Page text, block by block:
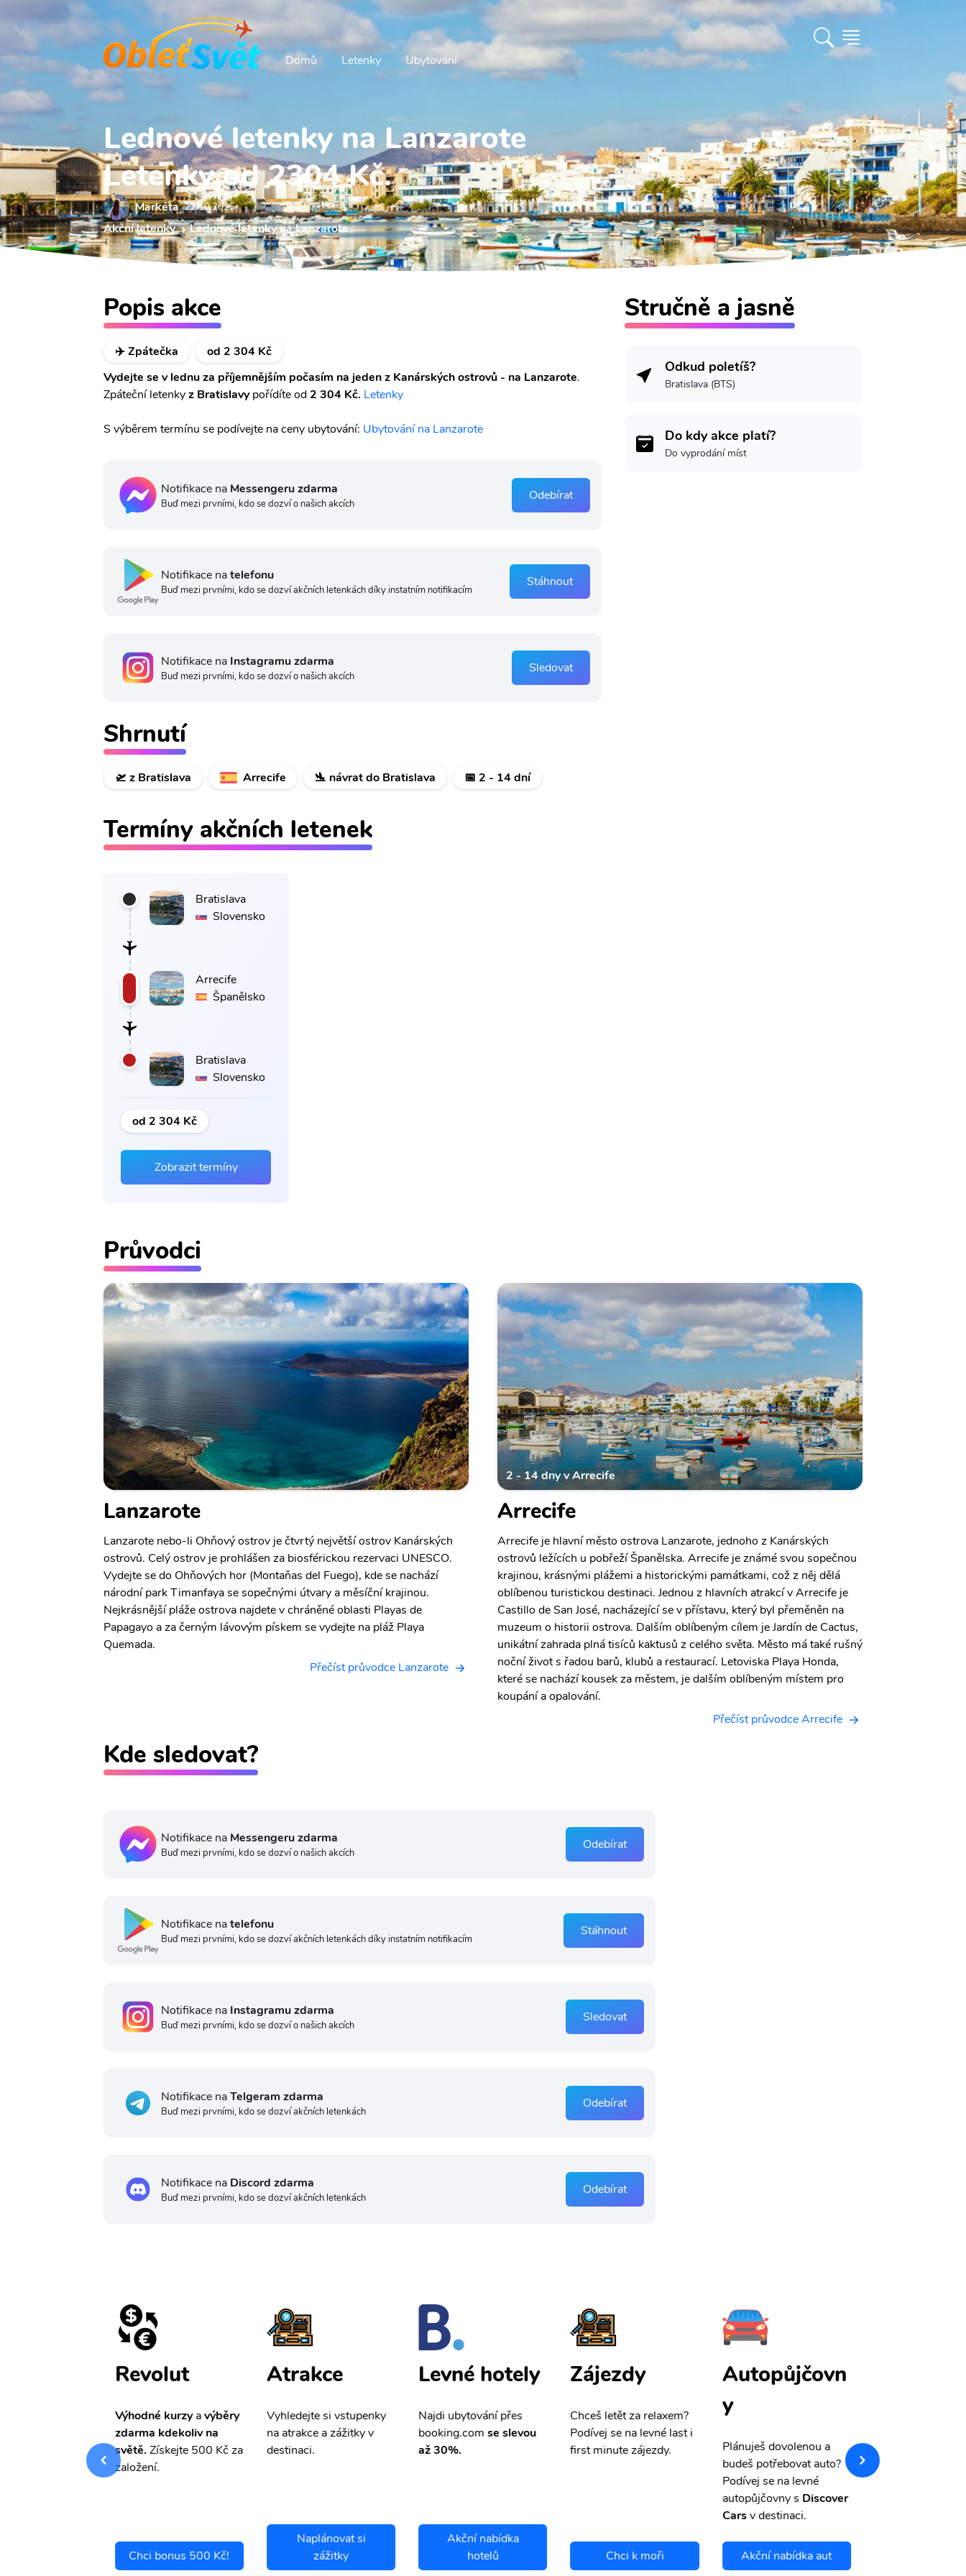
Domů Letenky Ubytování
Lednové letenky na Lanzarote
Letenky od 2304 Kč.
Markéta 22.10 2025
Akční letenky Lednové letenky na Lanzarote
Popis akce
✈️ Zpátečka
od 2 304 Kč
Vydejte se v lednu za příjemnějším počasím na jeden z Kanárských ostrovů - na Lanzarote.
Zpáteční letenkyz Bratislavypořídíte od 2 304 Kč. Letenky
S výběrem termínu se podívejte na ceny ubytování: Ubytování na Lanzarote
Notifikace na Messengeru zdarma
Buď mezi prvními, kdo se dozví o našich akcích
Odebírat
Notifikace natelefonu
Buď mezi prvními, kdo se dozví akčních letenkách díky instatním notifikacím
Stáhnout
Notifikace na Instagramu zdarma
Buď mezi prvními, kdo se dozví o našich akcích
Sledovat
Shrnutí
🛫 z Bratislava Arrecife 🛬 návrat do Bratislava 📅 2 - 14 dní
Stručně a jasně
Odkud poletíš?
Bratislava (BTS)
Do kdy akce platí?
Do vyprodání míst
Termíny akčních letenek
Bratislava
Slovensko
Arrecife
Španělsko
Bratislava
Slovensko
od 2 304 Kč
Zobrazit termíny
Průvodci
Lanzarote
Lanzarote nebo-li Ohňový ostrov je čtvrtý největší ostrov Kanárských
ostrovů. Celý ostrov je prohlášen za biosférickou rezervaci UNESCO.
Vydejte se do Ohňových hor (Montaňas del Fuego), kde se nachází
národní park Timanfaya se sopečnými útvary a měsíční krajinou.
Nejkrásnější pláže ostrova najdete v chráněné oblasti Playas de
Papagayo a za černým lávovým pískem se vydejte na pláž Playa
Quemada.
Přečíst průvodce Lanzarote
2 - 14 dny v Arrecife
Arrecife
Arrecife je hlavní město ostrova Lanzarote, jednoho z Kanárských
ostrovů ležících u pobřeží Španělska. Arrecife je známé svou sopečnou
krajinou, krásnými plážemi a historickými památkami, což z něj dělá
oblíbenou turistickou destinaci. Jednou z hlavních atrakcí v Arrecife je
Castillo de San José, nacházející se v přístavu, který byl přeměněn na
muzeum o historii ostrova. Dalším oblíbeným cílem je Jardín de Cactus,
unikátní zahrada plná tisíců kaktusů z celého světa. Město má také rušný
noční život s řadou barů, klubů a restaurací. Letoviska Playa Honda,
které se nachází kousek za městem, je dalším oblíbeným místem pro
koupání a opalování.
Přečíst průvodce Arrecife
Kde sledovat?
Notifikace na Messengeru zdarma
Buď mezi prvními, kdo se dozví o našich akcích
Odebírat
Notifikace natelefonu
Buď mezi prvními, kdo se dozví akčních letenkách díky instatním notifikacím
Stáhnout
Notifikace na Instagramu zdarma
Buď mezi prvními, kdo se dozví o našich akcích
Sledovat
Notifikace naTelgeram zdarma
Buď mezi prvními, kdo se dozví akčních letenkách
Odebírat
Notifikace na Discord zdarma
Buď mezi prvními, kdo se dozví akčních letenkách
Odebírat
Revolut
Výhodné kurzyavýběry
zdarma kdekoliv na
světě.Získejte 500 Kč za
založení.
Chci bonus 500 Kč!
Atrakce
Vyhledejte si vstupenky
na atrakce a zážitky v
destinaci.
Naplánovat si
zážitky
Levné hotely
Najdi ubytování přes
booking.comse slevou
až 30%.
Akční nabídka
hotelů
Zájezdy
Chceš letět za relaxem?
Podívej se na levné last i
first minute zájezdy.
Chci k moři
Autopůjčovn
y
Plánuješ dovolenou a
budeš potřebovat auto?
Podívej se na levné
autopůjčovny s Discover
Carsv destinaci.
Akční nabídka aut
pojištění a
storno.